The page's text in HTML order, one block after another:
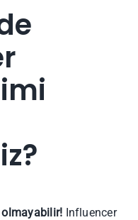
olmayabilir! Influencer